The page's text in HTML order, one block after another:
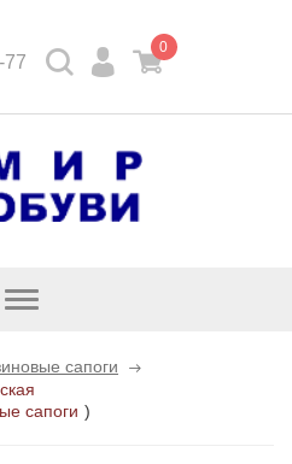
77
0
Открыть
сапоги
сапоги )